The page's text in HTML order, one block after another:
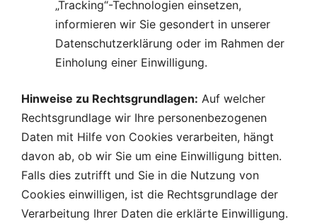
„Tracking“-Technologien einsetzen,
informieren wir Sie gesondert in unserer
Datenschutzerklärung oder im Rahmen der
Einholung einer Einwilligung.
Hinweise zu Rechtsgrundlagen: Auf welcher
Rechtsgrundlage wir Ihre personenbezogenen
Daten mit Hilfe von Cookies verarbeiten, hängt
davon ab, ob wir Sie um eine Einwilligung bitten.
Falls dies zutrifft und Sie in die Nutzung von
Cookies einwilligen, ist die Rechtsgrundlage der
Verarbeitung Ihrer Daten die erklärte Einwilligung.